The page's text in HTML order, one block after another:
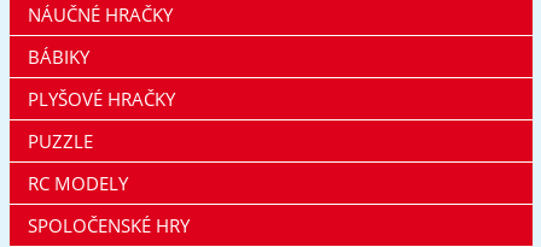
NÁUČNÉ HRAČKY
BÁBIKY
PLYŠOVÉ HRAČKY
PUZZLE
RC MODELY
SPOLOČENSKÉ HRY